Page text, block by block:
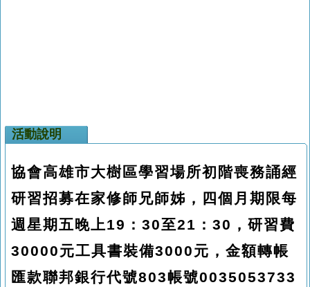
活動說明
協會高雄市大樹區學習場所初階喪務誦經
研習招募在家修師兄師姊，四個月期限每
週星期五晚上19：30至21：30，研習費
30000元工具書裝備3000元，金額轉帳
匯款聯邦銀行代號803帳號0035053733